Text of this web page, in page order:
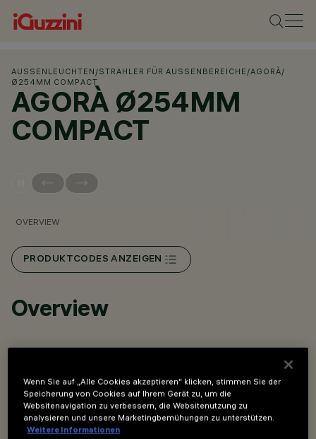
AUSSENLEUCHTEN /STRAHLER FÜR AUSSENBEREICHE /AGORÀ/
Ø254MM COMPACT
AGORÀ Ø254MM
COMPACT
OVERVIEW
PRODUKTCODES ANZEIGEN
Overview
Strahlerleuchte zur Bestückung mit LEDs.
Montage als Boden-, Decken-, Wandleuchte mit Bügel,
als Wandleuchte mit Aufhängebügel, als Mastleuchte
mit Ausleger und als Mastleuchte mit Flansch.
Besteht aus Leuchtengehäuse aus Aluminiumdruckguss
Wenn Sie auf „Alle Cookies akzeptieren“ klicken, stimmen Sie der
Speicherung von Cookies auf Ihrem Gerät zu, um die
Websitenavigation zu verbessern, die Websitenutzung zu
analysieren und unsere Marketingbemühungen zu unterstützen.
Weitere Informationen